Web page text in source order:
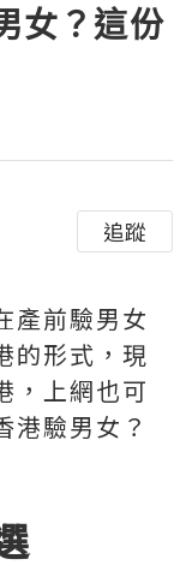
女？這份
追蹤
產前驗男女
的形式，現
，上網也可
港驗男女？